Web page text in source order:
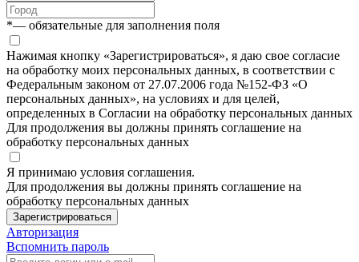
*— обязательные для заполнения поля
Нажимая кнопку «Зарегистрироваться», я даю свое согласие
на обработку моих персональных данных, в соответствии с
Федеральным законом от 27.07.2006 года №152-ФЗ «О
персональных данных», на условиях и для целей,
определенных в Согласии на обработку персональных данных
Для продолжения вы должны принять соглашение на
обработку персональных данных
Я принимаю условия соглашения.
Для продолжения вы должны принять соглашение на
обработку персональных данных
Зарегистрироваться
Авторизация
Вспомнить пароль